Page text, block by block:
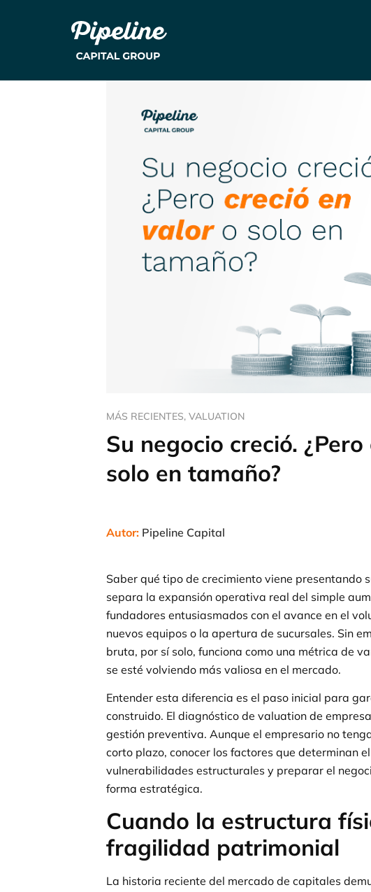
MÁS RECIENTES, VALUATION
Su negocio creció.
solo en tamaño?
Autor: Pipeline Capital
Saber qué tipo de crecimiento viene presentando
separa la expansión operativa real del simple
fundadores entusiasmados con el avance en el
nuevos equipos o la apertura de sucursales. Sin
bruta, por sí solo, funciona como una métrica de
se esté volviendo más valiosa en el mercado.
Entender esta diferencia es el paso inicial para
construido. El diagnóstico de valuation de
gestión preventiva. Aunque el empresario no
corto plazo, conocer los factores que determinan
vulnerabilidades estructurales y preparar el
forma estratégica.
Cuando la estructura
fragilidad patrimonial
La historia reciente del mercado de capitales